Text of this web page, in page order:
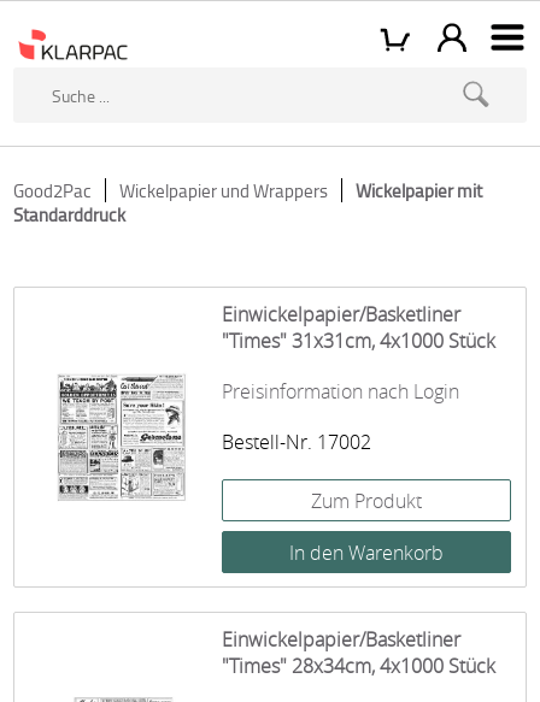
Good2Pac Wickelpapier und Wrappers
Wickelpapier mit
Standarddruck
Einwickelpapier/Basketliner
"Times" 31x31cm, 4x1000 Stück
Preisinformation nach Login
Bestell-Nr. 17002
Zum Produkt
Einwickelpapier/Basketliner
"Times" 28x34cm, 4x1000 Stück